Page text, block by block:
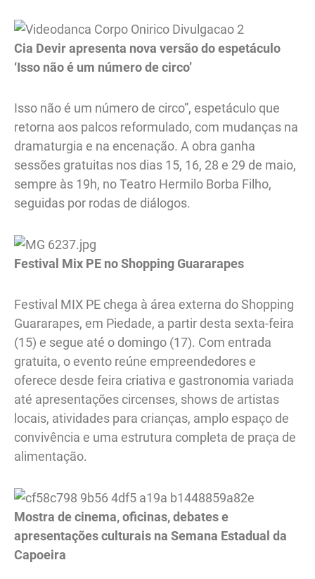
Cia Devir apresenta nova versão do espetáculo
‘Isso não é um número de circo’
Isso não é um número de circo”, espetáculo que
retorna aos palcos reformulado, com mudanças na
dramaturgia e na encenação. A obra ganha
sessões gratuitas nos dias 15, 16, 28 e 29 de maio,
sempre às 19h, no Teatro Hermilo Borba Filho,
seguidas por rodas de diálogos.
Festival Mix PE no Shopping Guararapes
Festival MIX PE chega à área externa do Shopping
Guararapes, em Piedade, a partir desta sexta-feira
(15) e segue até o domingo (17). Com entrada
gratuita, o evento reúne empreendedores e
oferece desde feira criativa e gastronomia variada
até apresentações circenses, shows de artistas
locais, atividades para crianças, amplo espaço de
convivência e uma estrutura completa de praça de
alimentação.
Mostra de cinema, oficinas, debates e
apresentações culturais na Semana Estadual da
Capoeira